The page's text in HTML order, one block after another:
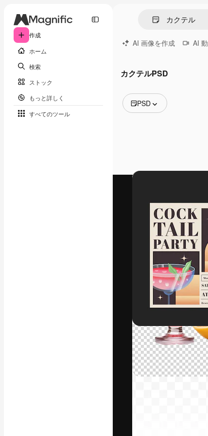
作成
ホーム
検索
ストック
もっと詳しく
すべてのツール
AI 画像を作成 AI
カクテルPSD
PSD
動画
3D モデル
最高のクリ
ットフォ
店、スタジ
います。
日本語